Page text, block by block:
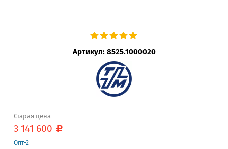
Артикул: 8525.1000020
Старая цена
3 141 600
Опт-2